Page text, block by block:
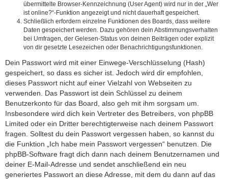
übermittelte Browser-Kennzeichnung (User Agent) wird nur in der „Wer
ist online?“-Funktion angezeigt und nicht dauerhaft gespeichert.
Schließlich erfordern einzelne Funktionen des Boards, dass weitere
Daten gespeichert werden. Dazu gehören dein Abstimmungsverhalten
bei Umfragen, der Gelesen-Status von deinen Beiträgen oder explizit
von dir gesetzte Lesezeichen oder Benachrichtigungsfunktionen.
Dein Passwort wird mit einer Einwege-Verschlüsselung (Hash)
gespeichert, so dass es sicher ist. Jedoch wird dir empfohlen,
dieses Passwort nicht auf einer Vielzahl von Webseiten zu
verwenden. Das Passwort ist dein Schlüssel zu deinem
Benutzerkonto für das Board, also geh mit ihm sorgsam um.
Insbesondere wird dich kein Vertreter des Betreibers, von phpBB
Limited oder ein Dritter berechtigterweise nach deinem Passwort
fragen. Solltest du dein Passwort vergessen haben, so kannst du
die Funktion „Ich habe mein Passwort vergessen“ benutzen. Die
phpBB-Software fragt dich dann nach deinem Benutzernamen und
deiner E-Mail-Adresse und sendet anschließend ein neu
generiertes Passwort an diese Adresse, mit dem du dann auf das